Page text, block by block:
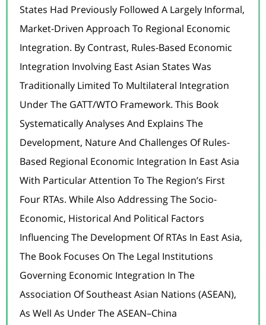
States Had Previously Followed A Largely Informal,
Market-Driven Approach To Regional Economic
Integration. By Contrast, Rules-Based Economic
Integration Involving East Asian States Was
Traditionally Limited To Multilateral Integration
Under The GATT/WTO Framework. This Book
Systematically Analyses And Explains The
Development, Nature And Challenges Of Rules-
Based Regional Economic Integration In East Asia
With Particular Attention To The Region’s First
Four RTAs. While Also Addressing The Socio-
Economic, Historical And Political Factors
Influencing The Development Of RTAs In East Asia,
The Book Focuses On The Legal Institutions
Governing Economic Integration In The
Association Of Southeast Asian Nations (ASEAN),
As Well As Under The ASEAN–China